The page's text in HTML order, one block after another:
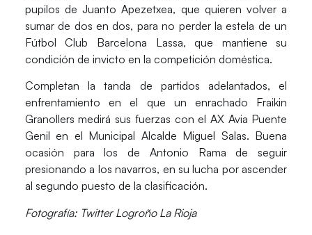
pupilos de Juanto Apezetxea, que quieren volver a
sumar de dos en dos, para no perder la estela de un
Fútbol Club Barcelona Lassa, que mantiene su
condición de invicto en la competición doméstica.
Completan la tanda de partidos adelantados, el
enfrentamiento en el que un enrachado Fraikin
Granollers medirá sus fuerzas con el AX Avia Puente
Genil en el Municipal Alcalde Miguel Salas. Buena
ocasión para los de Antonio Rama de seguir
presionando a los navarros, en su lucha por ascender
al segundo puesto de la clasificación.
Fotografía: Twitter Logroño La Rioja